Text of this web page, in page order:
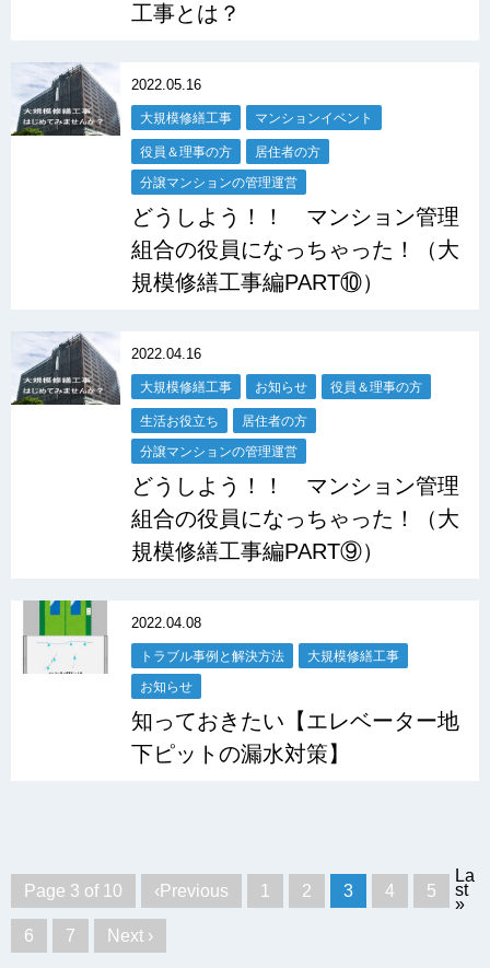
工事とは？
2022.05.16
大規模修繕工事 マンションイベント
役員＆理事の方 居住者の方
分譲マンションの管理運営
どうしよう！！ マンション管理
組合の役員になっちゃった！（大
規模修繕工事編PART⑩）
2022.04.16
大規模修繕工事 お知らせ 役員＆理事の方
生活お役立ち 居住者の方
分譲マンションの管理運営
どうしよう！！ マンション管理
組合の役員になっちゃった！（大
規模修繕工事編PART⑨）
2022.04.08
トラブル事例と解決方法 大規模修繕工事
お知らせ
知っておきたい【エレベーター地
下ピットの漏水対策】
Page 3 of 10 ‹Previous 1 2 3 4 5
6 7 Next ›
La
st
»